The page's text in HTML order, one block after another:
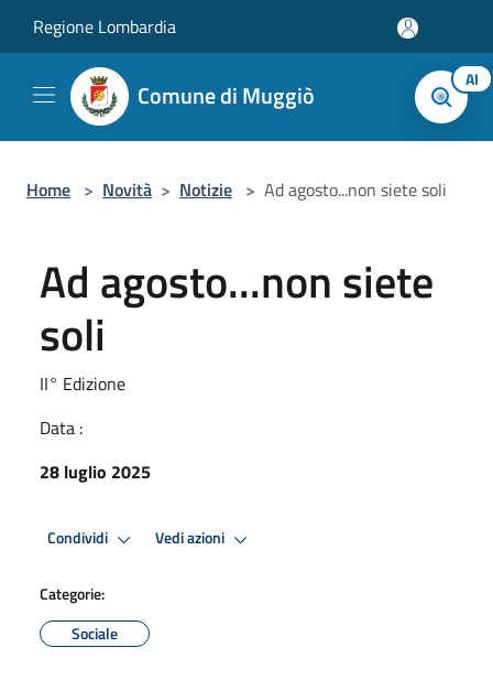
Regione Lombardia
Comune di Muggiò AI
Home > Novità > Notizie > Ad agosto...non siete soli
Ad agosto...non siete
soli
II° Edizione
Data :
28 luglio 2025
Condividi Vedi azioni
Categorie:
Sociale